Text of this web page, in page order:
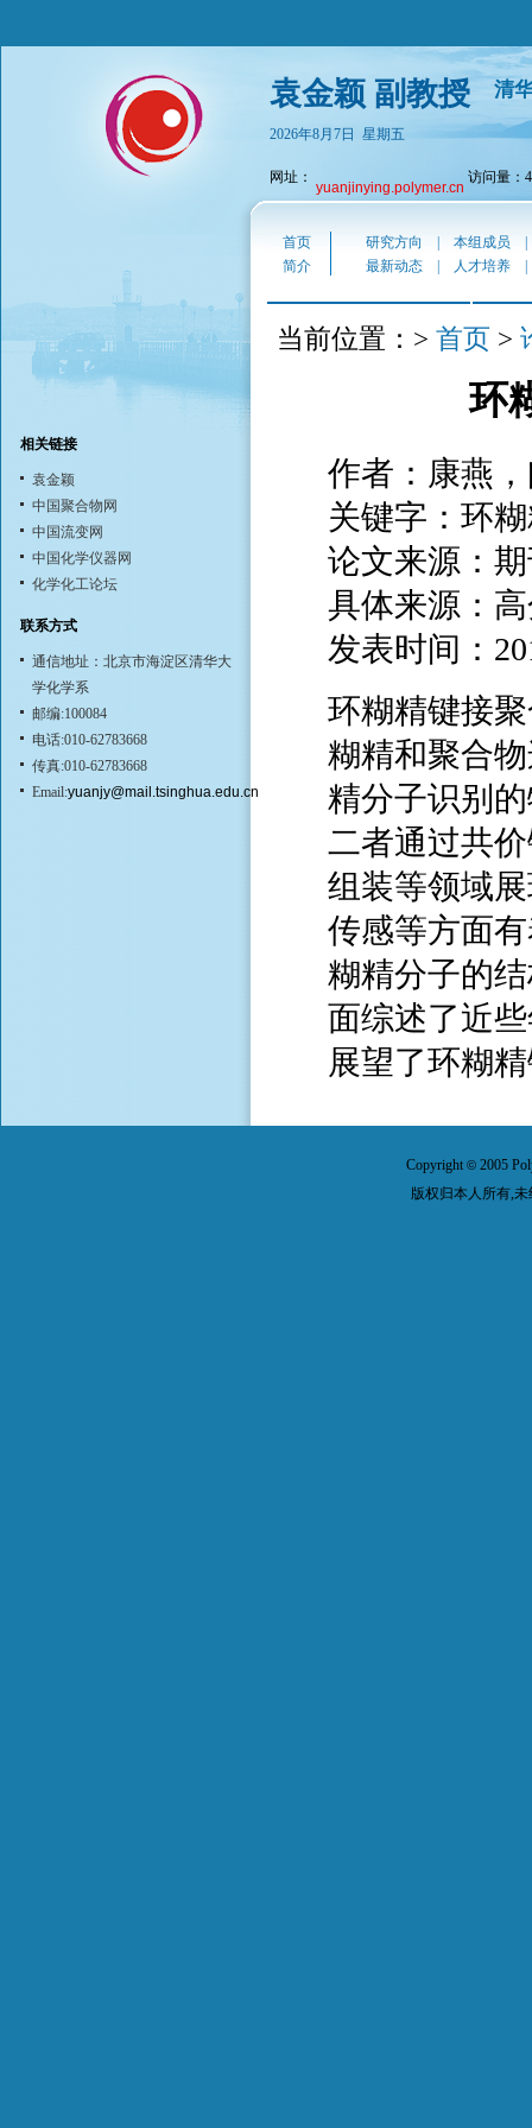
袁金颖 副教授 清
2026年8月7日 星期五
网址： yuanjinying.polymer.cn 访问量：
相关链接
袁金颖
中国聚合物网
中国流变网
中国化学仪器网
化学化工论坛
联系方式
通信地址：北京市海淀区清华大
学化学系
邮编:100084
电话:010-62783668
传真:010-62783668
Email:yuanjy@mail.tsinghua.edu.cn
首页 研究方向 本组成员
简介
最新动态 人才培养
当前位置：> 首页 >
环
作者：康燕
关键字：环
论文来源：
具体来源：高
发表时间：
环糊精键接
糊精和聚合
精分子识别
二者通过共
组装等领域
传感等方面
糊精分子的
面综述了近
展望了环糊
Copyright© 2005
版权归本人所有,